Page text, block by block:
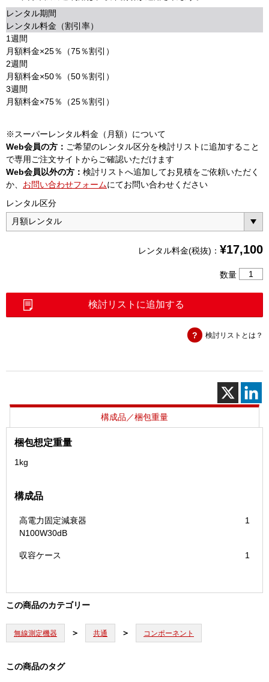
レンタル期間
レンタル料金（割引率）
1週間
月額料金×25％（75％割引）
2週間
月額料金×50％（50％割引）
3週間
月額料金×75％（25％割引）
※スーパーレンタル料金（月額）について
Web会員の方： ご希望のレンタル区分を検討リストに追加すること
で専用ご注文サイトからご確認いただけます
Web会員以外の方： 検討リストへ追加してお見積をご依頼いただく
か、 お問い合わせフォームにてお問い合わせください
レンタル区分
レンタル料金(税抜)： ¥17,100
数量
定
器
N
型
個
検討リストに追加する
検討リストとは？
構成品／梱包重量
梱包想定重量
1kg
構成品
高電力固定減衰器
N100W30dB
1
収容ケース 1
この商品のカテゴリー
無線測定機器 共通 コンポーネント
この商品のタグ